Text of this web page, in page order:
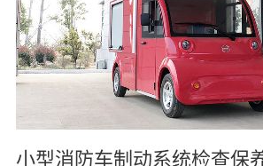
小型消防车制动系统检查保